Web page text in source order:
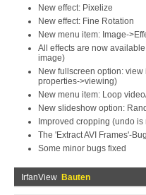
New effect: Pixelize
New effect: Fine Rotation
New menu item: Image-
All effects are now
image)
New fullscreen option:
properties->viewing)
New menu item: Loop
New slideshow option:
Improved cropping (undo
The 'Extract AVI Frames'-
Some minor bugs fixed
IrfanView Bauten